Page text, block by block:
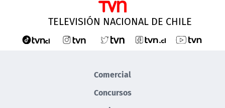
TELEVISIÓN NACIONAL DE CHILE
Comercial
Concursos